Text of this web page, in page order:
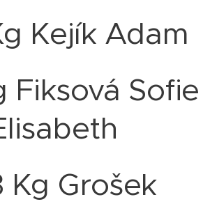
Kejík Adam
Fiksová Sofie
Kg Grošek